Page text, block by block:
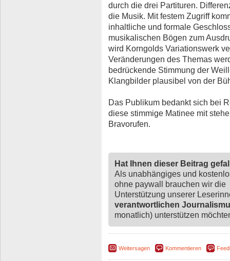
durch die drei Partituren.
die Musik. Mit festem Zugriff
inhaltliche und formale
musikalischen Bögen zum
wird Korngolds Variationswerk
Veränderungen des Themas
bedrückende Stimmung der
Klangbilder plausibel von der
Das Publikum bedankt sich bei
diese stimmige Matinee mit
Bravorufen.
Hat Ihnen dieser Beitrag
Als unabhängiges und
ohne paywall brauchen wir die
Unterstützung unserer
verantwortlichen
monatlich) unterstützen
Weitersagen Kommentieren